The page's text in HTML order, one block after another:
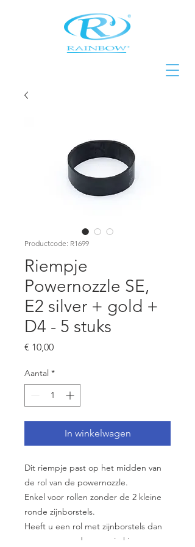
Productcode: R1699
Riempje
Powernozzle SE,
E2 silver + gold +
D4 - 5 stuks
€ 10,00Prijs
Aantal *
In winkelwagen
Dit riempje past op het midden van
de rol van de powernozzle.
Enkel voor rollen zonder de 2 kleine
ronde zijnborstels.
Heeft u een rol met zijnborstels dan
moe u een ander rempje kiezen.